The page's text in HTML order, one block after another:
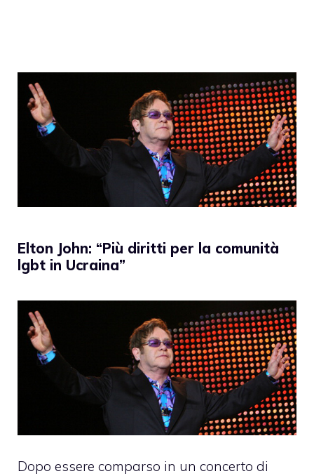
Elton John: “Più diritti per la comunità
lgbt in Ucraina”
Dopo essere comparso in un concerto di